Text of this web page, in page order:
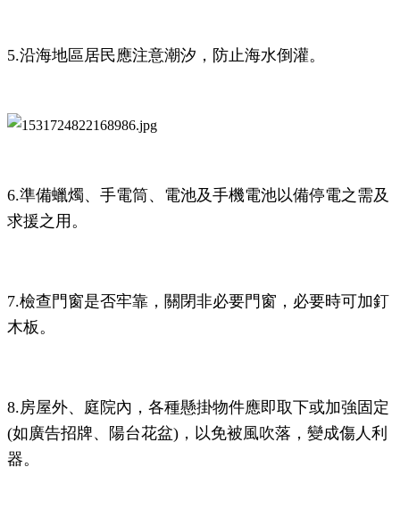
5.沿海地區居民應注意潮汐，防止海水倒灌。
6.準備蠟燭、手電筒、電池及手機電池以備停電之需及
求援之用。
7.檢查門窗是否牢靠，關閉非必要門窗，必要時可加釘
木板。
8.房屋外、庭院內 ，各種懸掛物件應即取下或加強固定
(如廣告招牌、陽台花盆)， 以免被風吹落，變成傷人利
器。